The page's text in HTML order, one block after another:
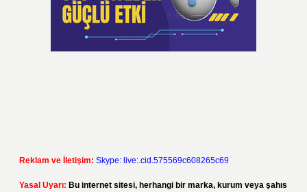
Reklam ve İletişim: Skype: live:.cid.575569c608265c69
Yasal Uyarı: Bu internet sitesi, herhangi bir marka, kurum veya şahıs